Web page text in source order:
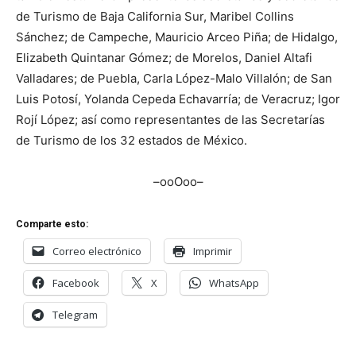
de Turismo de Baja California Sur, Maribel Collins
Sánchez; de Campeche, Mauricio Arceo Piña; de Hidalgo,
Elizabeth Quintanar Gómez; de Morelos, Daniel Altafi
Valladares; de Puebla, Carla López-Malo Villalón; de San
Luis Potosí, Yolanda Cepeda Echavarría; de Veracruz; Igor
Rojí López; así como representantes de las Secretarías
de Turismo de los 32 estados de México.
–ooOoo–
Comparte esto:
Correo electrónico Imprimir
Facebook X WhatsApp
Telegram